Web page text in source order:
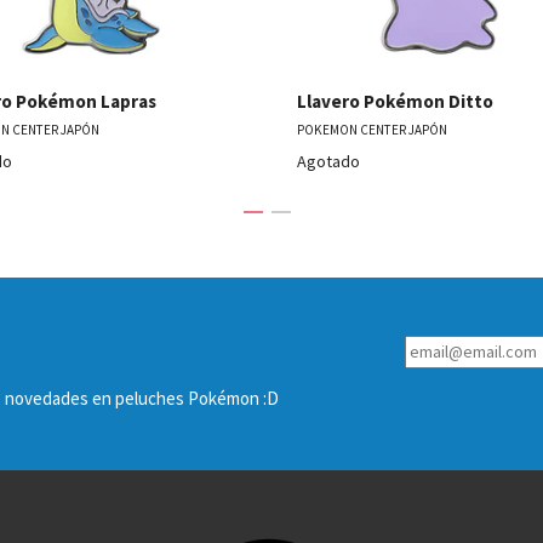
Pokémon Lapras
CENTER JAPÓN
Llavero Pokémon Ditto
POKEMON CENTER JAPÓN
Agotado
en peluches Pokémon :D